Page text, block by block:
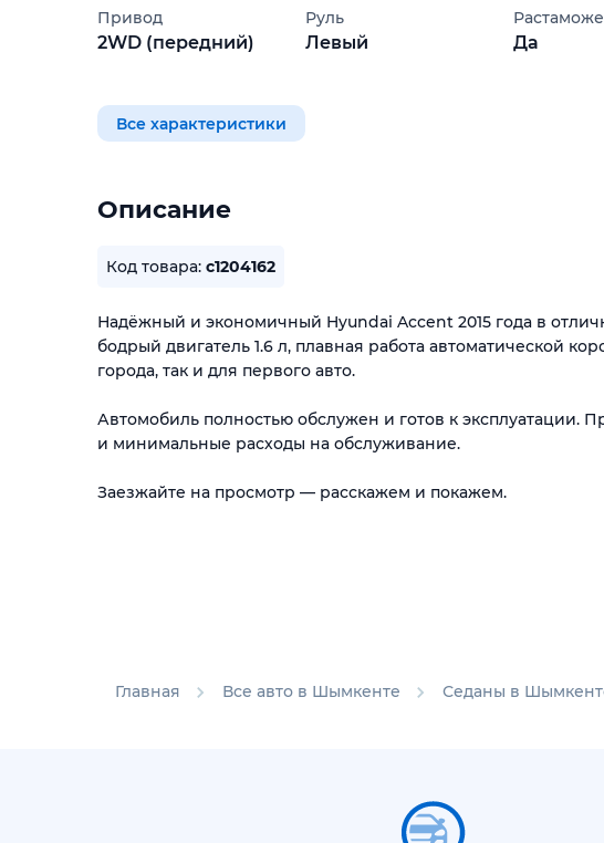
Привод
2WD (передний)
Руль
Левый Да
Все характеристики
Описание
Код товара: c1204162
Надёжный и экономичный Hyundai Accent 2015 года в
бодрый двигатель 1.6 л, плавная работа автоматической
города, так и для первого авто.
Автомобиль полностью обслужен и готов к эксплуатации.
и минимальные расходы на обслуживание.
Заезжайте на просмотр — расскажем и покажем.
Главная Все авто в Шымкенте Седаны в